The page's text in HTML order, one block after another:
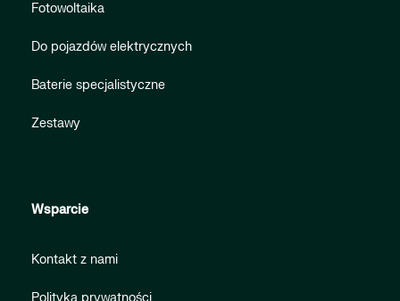
Fotowoltaika
Do pojazdów elektrycznych
Baterie specjalistyczne
Zestawy
Wsparcie
Kontakt z nami